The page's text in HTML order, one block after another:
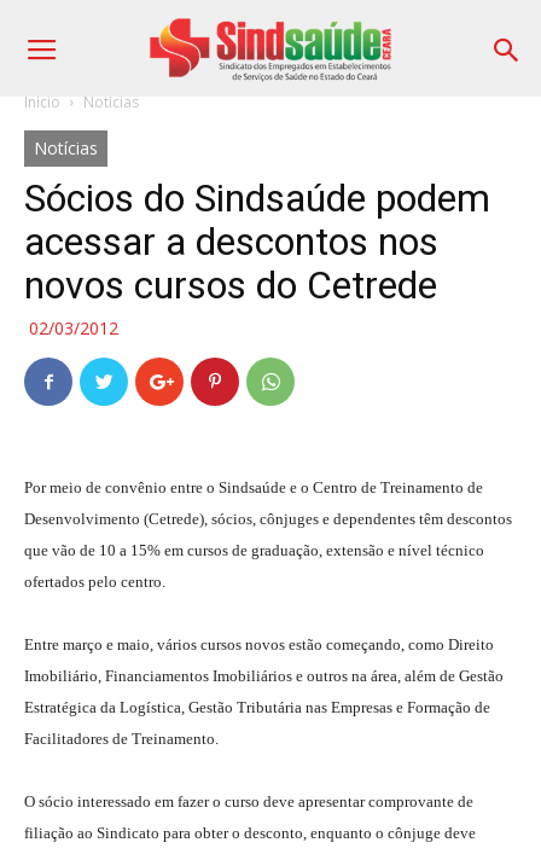
Início Notícias
Notícias
Sócios do Sindsaúde podem
acessar a descontos nos
novos cursos do Cetrede
02/03/2012
Por meio de convênio entre o Sindsaúde e o Centro de Treinamento de
Desenvolvimento (Cetrede), sócios, cônjuges e dependentes têm descontos
que vão de 10 a 15% em cursos de graduação, extensão e nível técnico
ofertados pelo centro.
Entre março e maio, vários cursos novos estão começando, como Direito
Imobiliário, Financiamentos Imobiliários e outros na área, além de Gestão
Estratégica da Logística, Gestão Tributária nas Empresas e Formação de
Facilitadores de Treinamento.
O sócio interessado em fazer o curso deve apresentar comprovante de
filiação ao Sindicato para obter o desconto, enquanto o cônjuge deve